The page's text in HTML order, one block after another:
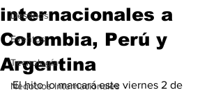
Destinos
Eventos
Tecnología
Negocios Internacionales
internacionales a
Colombia, Perú y
Argentina
El hito lo marcará este viernes 2 de